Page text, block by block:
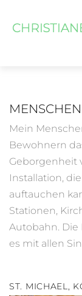
Mein
Bewohnern
Geborgenheit
Installation,
auftauchen
Stationen,
Autobahn.
es mit allen
ST. MICHAEL,